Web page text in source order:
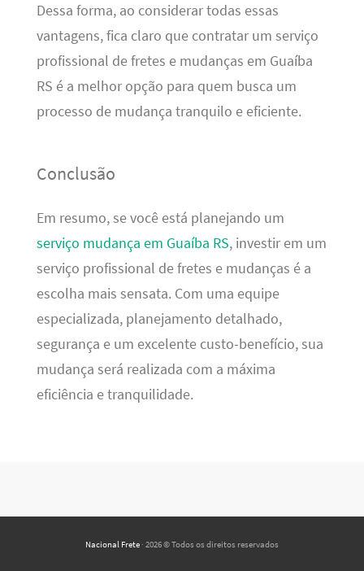
Dessa forma, ao considerar todas essas
vantagens, fica claro que contratar um serviço
profissional de fretes e mudanças em Guaíba
RS é a melhor opção para quem busca um
processo de mudança tranquilo e eficiente.
Conclusão
Em resumo, se você está planejando um
serviço mudança em Guaíba RS, investir em um
serviço profissional de fretes e mudanças é a
escolha mais sensata. Com uma equipe
especializada, planejamento detalhado,
segurança e um excelente custo-benefício, sua
mudança será realizada com a máxima
eficiência e tranquilidade.
Nacional Frete · 2026 © Todos os direitos reservados